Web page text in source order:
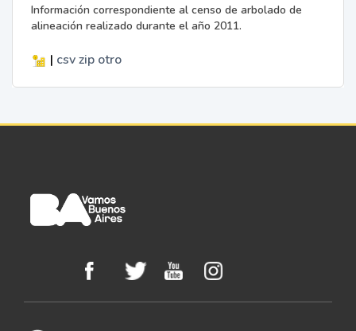
Información correspondiente al censo de arbolado de
alineación realizado durante el año 2011.
| csv zip otro